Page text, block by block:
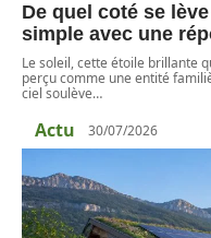
De quel coté se
simple avec une
Le soleil, cette étoile brillante
perçu comme une entité
ciel soulève…
Actu 30/07/2026